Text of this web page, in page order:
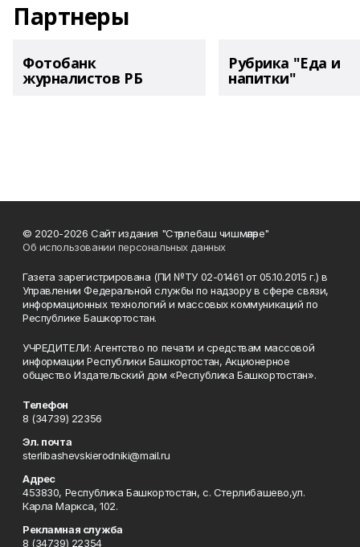
Партнеры
Фотобанк
журналистов РБ
Рубрика "Еда и
напитки"
© 2020-2026 Сайт издания "Стәрлебаш чишмәләре"
Об использовании персональных данных
Газета зарегистрирована (ПИ №ТУ 02-01461 от 05.10.2015 г.) в
Управлении Федеральной службы по надзору в сфере связи,
информационных технологий и массовых коммуникаций по
Республике Башкортостан.
УЧРЕДИТЕЛИ: Агентство по печати и средствам массовой
информации Республики Башкортостан, Акционерное
общество Издательский дом «Республика Башкортостан».
Телефон
8 (34739) 22356
Эл. почта
sterlibashevskierodniki@mail.ru
Адрес
453830, Республика Башкортостан, c. Стерлибашево,ул.
Карла Маркса, 102.
Рекламная служба
8 (34739) 22354